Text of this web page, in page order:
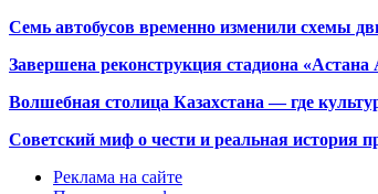
Семь автобусов временно изменили схемы
Завершена реконструкция стадиона «Астана
Волшебная столица Казахстана — где
Советский миф о чести и реальная история
Реклама на сайте